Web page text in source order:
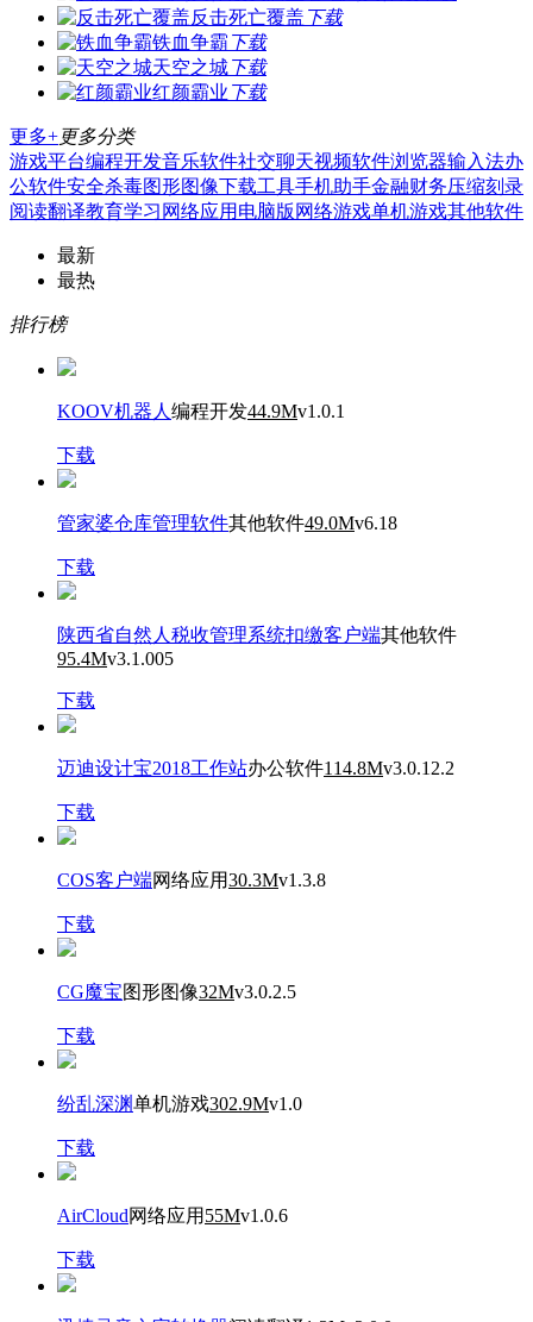
反击死亡覆盖 下载
铁血争霸 下载
天空之城下载
红颜霸业 下载
更多+更多分类
游戏平台编程开发音乐软件社交聊天视频软件浏览器输入法办
公软件安全杀毒图形图像下载工具手机助手金融财务压缩刻录
阅读翻译教育学习 网络应用 电脑版 网络游戏单机游戏其他软件
最新
最热
排行榜
KOOV机器人 编程开发44.9Mv1.0.1
下载
管家婆仓库管理软件其他软件49.0Mv6.18
下载
陕西省自然人税收管理系统扣缴客户端其他软件
95.4Mv3.1.005
下载
迈迪设计宝2018工作站办公软件114.8Mv3.0.12.2
下载
COS客户端网络应用30.3Mv1.3.8
下载
CG魔宝图形图像32Mv3.0.2.5
下载
纷乱深渊单机游戏302.9Mv1.0
下载
AirCloud网络应用 55Mv1.0.6
下载